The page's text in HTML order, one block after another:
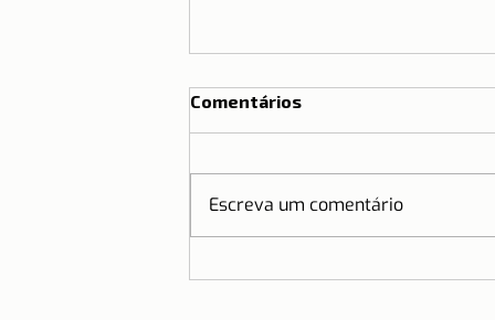
Comentários
Escreva um comentário